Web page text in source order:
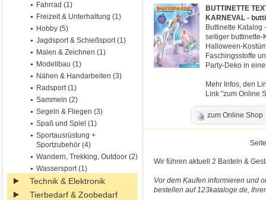
Fahrrad (1)
Freizeit & Unterhaltung (1)
Hobby (5)
Jagdsport & Schießsport (1)
Malen & Zeichnen (1)
Modellbau (1)
Nähen & Handarbeiten (3)
Radsport (1)
Sammeln (2)
Segeln & Fliegen (3)
Spaß und Spiel (1)
Sportausrüstung +
Sportzubehör (4)
Wandern, Trekking, Outdoor (2)
Wassersport (1)
Technik & Elektronik
Tierbedarf & Zoobedarf
BUTTINETTE
KARNEVAL -
Buttinette Katalog
seitiger buttinette-
Halloween-
Faschingsstoffe
Party-Deko in
Mehr Infos, den
Link "zum Online
zum Online Shop
Wir führen aktuell 2 Basteln &
Vor dem Kaufen informieren und
bestellen auf 123kataloge.de,